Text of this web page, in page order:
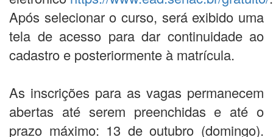
Após selecionar o curso, será exibido uma
tela de acesso para dar continuidade ao
cadastro e posteriormente à matrícula.
As inscrições para as vagas permanecem
abertas até serem preenchidas e até o
prazo máximo: 13 de outubro (domingo).